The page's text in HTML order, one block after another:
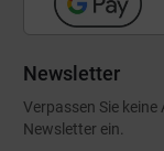
Newsletter
Verpassen Sie keine
Newsletter ein.